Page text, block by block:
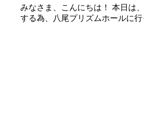
みなさま、こんにちは！ 本日は
する為、八尾プリズムホールに